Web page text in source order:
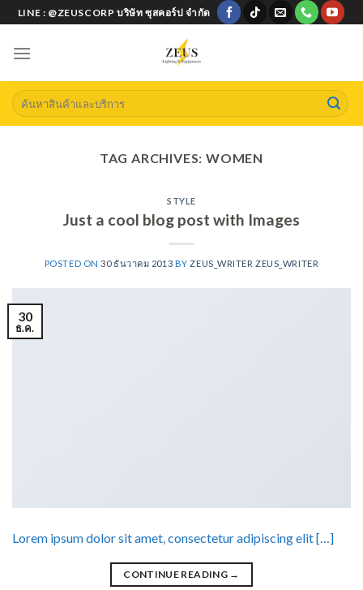
Skip
to
content
LINE : @ZEUSCORP บริษัท ซุสคอร์ป จำกัด
Search
for:
TAG ARCHIVES:WOMEN
STYLE
Just a cool blog post with Images
POSTED ON30 ธันวาคม 2013 BYZEUS_WRITER ZEUS_WRITER
30
ธ.ค.
Lorem ipsum dolor sit amet, consectetur adipiscing elit […]
CONTINUE READING →